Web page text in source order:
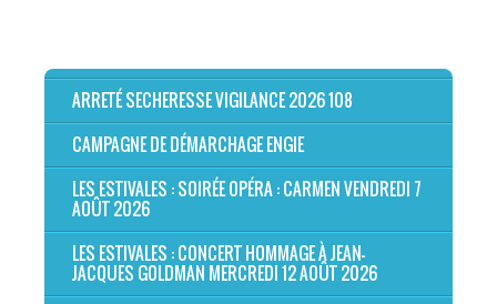
ARRETÉ SECHERESSE VIGILANCE 2026 108
CAMPAGNE DE DÉMARCHAGE ENGIE
LES ESTIVALES : SOIRÉE OPÉRA : CARMEN VENDREDI 7
AOÛT 2026
LES ESTIVALES : CONCERT HOMMAGE À JEAN-
JACQUES GOLDMAN MERCREDI 12 AOÛT 2026